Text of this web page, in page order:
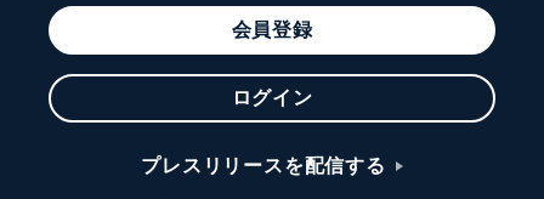
会員登録
ログイン
プレスリリースを配信する